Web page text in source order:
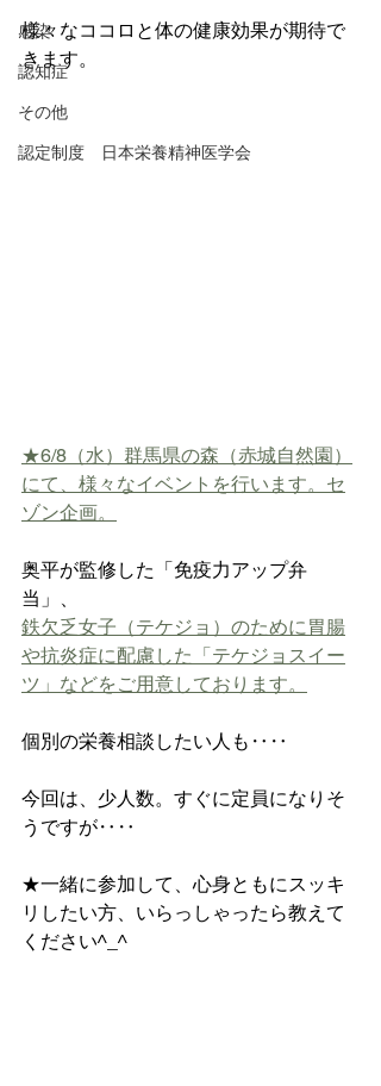
感染
認知症
その他
認定制度 日本栄養精神医学会
様々なココロと体の健康効果が期待で
きます。
★6/8（水）群馬県の森（赤城自然園）
にて、様々なイベントを行います。セ
ゾン企画。
奥平が監修した「免疫力アップ弁
当」、
鉄欠乏女子（テケジョ）のために胃腸
や抗炎症に配慮した「テケジョスイー
ツ」などをご用意しております。
個別の栄養相談したい人も‥‥
今回は、少人数。すぐに定員になりそ
うですが‥‥
★一緒に参加して、心身ともにスッキ
リしたい方、いらっしゃったら教えて
ください^_^